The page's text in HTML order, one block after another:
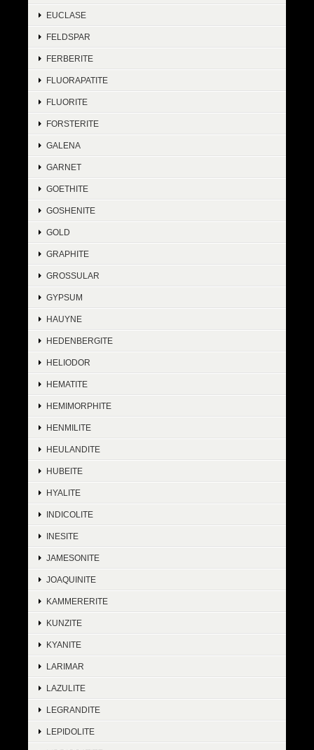
EUCLASE
FELDSPAR
FERBERITE
FLUORAPATITE
FLUORITE
FORSTERITE
GALENA
GARNET
GOETHITE
GOSHENITE
GOLD
GRAPHITE
GROSSULAR
GYPSUM
HAUYNE
HEDENBERGITE
HELIODOR
HEMATITE
HEMIMORPHITE
HENMILITE
HEULANDITE
HUBEITE
HYALITE
INDICOLITE
INESITE
JAMESONITE
JOAQUINITE
KAMMERERITE
KUNZITE
KYANITE
LARIMAR
LAZULITE
LEGRANDITE
LEPIDOLITE